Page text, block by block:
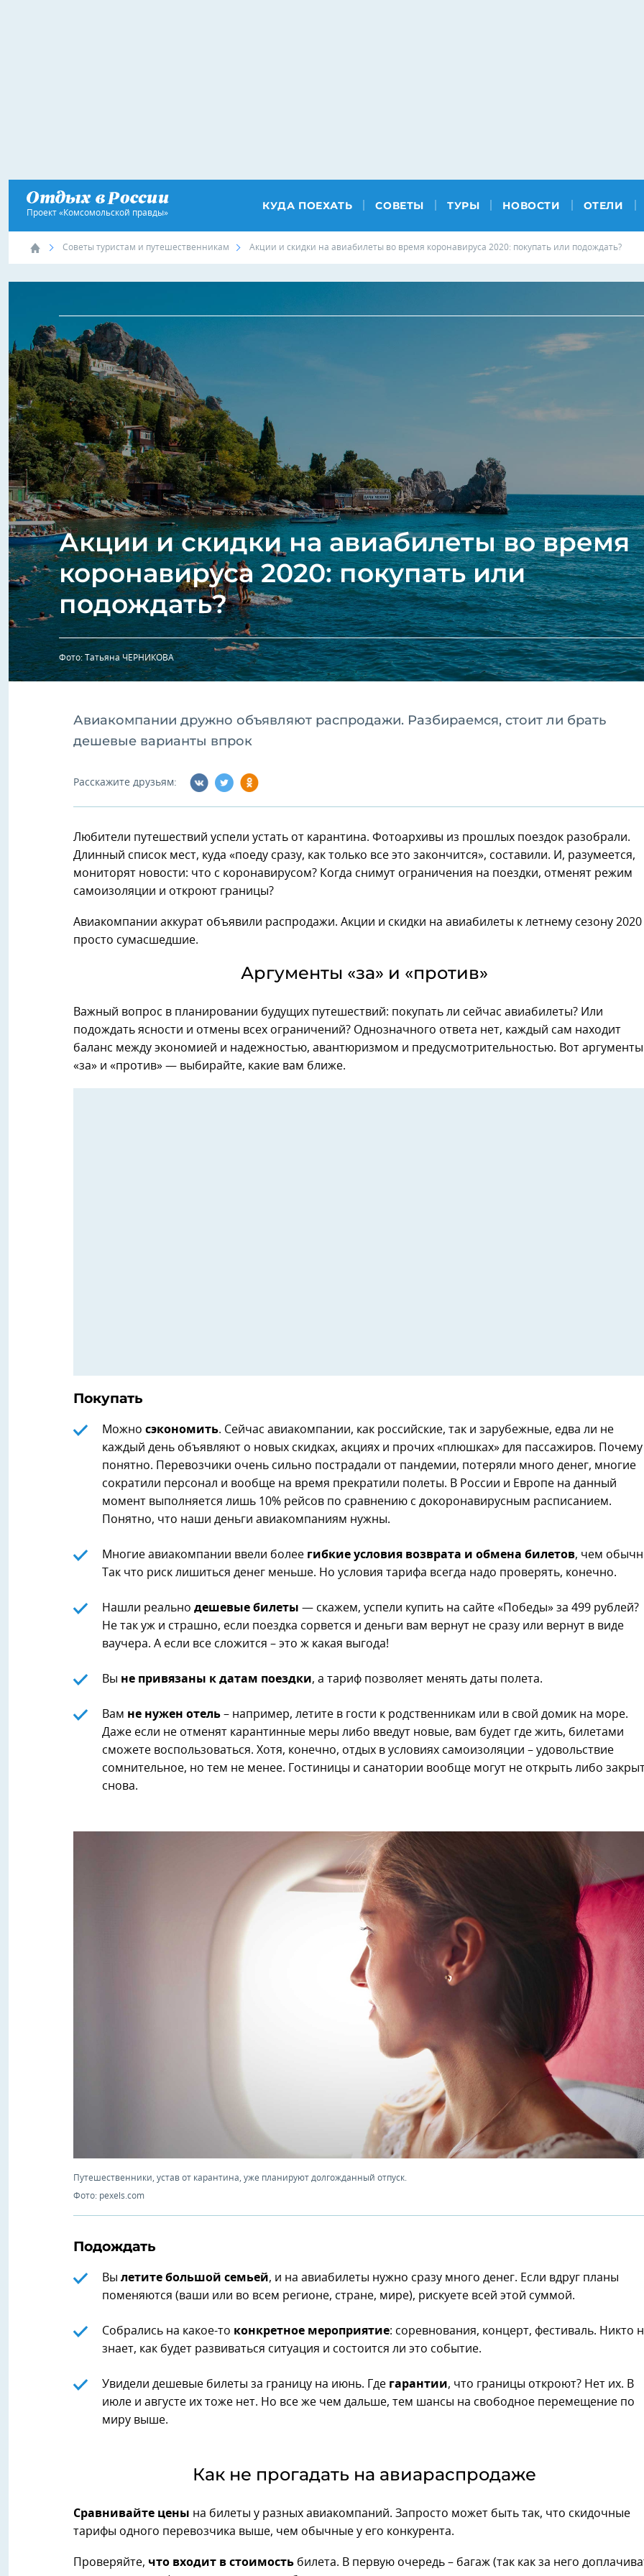
Проект «Комсомольской правды»
КУДА ПОЕХАТЬ СОВЕТЫ ТУРЫ НОВОСТИ ОТЕЛИ
Советы туристам и путешественникам Акции и скидки на авиабилеты во время коронавируса 2020: покупать или подождать?
Акции и скидки на авиабилеты во время
коронавируса 2020: покупать или
подождать?
Фото: Татьяна ЧЕРНИКОВА
Авиакомпании дружно объявляют распродажи. Разбираемся, стоит ли брать
дешевые варианты впрок
Расскажите друзьям:
Любители путешествий успели устать от карантина. Фотоархивы из прошлых поездок разобрали.
Длинный список мест, куда «поеду сразу, как только все это закончится», составили. И, разумеется,
мониторят новости: что с коронавирусом? Когда снимут ограничения на поездки, отменят режим
самоизоляции и откроют границы?
Авиакомпании аккурат объявили распродажи. Акции и скидки на авиабилеты к летнему сезону 2020
просто сумасшедшие.
Аргументы «за» и «против»
Важный вопрос в планировании будущих путешествий: покупать ли сейчас авиабилеты? Или
подождать ясности и отмены всех ограничений? Однозначного ответа нет, каждый сам находит
баланс между экономией и надежностью, авантюризмом и предусмотрительностью. Вот аргументы
«за» и «против» — выбирайте, какие вам ближе.
Покупать
Можно сэкономить. Сейчас авиакомпании, как российские, так и зарубежные, едва ли не
каждый день объявляют о новых скидках, акциях и прочих «плюшках» для пассажиров. Почему
понятно. Перевозчики очень сильно пострадали от пандемии, потеряли много денег, многие
сократили персонал и вообще на время прекратили полеты. В России и Европе на данный
момент выполняется лишь 10% рейсов по сравнению с докоронавирусным расписанием.
Понятно, что наши деньги авиакомпаниям нужны.
Многие авиакомпании ввели более гибкие условия возврата и обмена билетов, чем
Так что риск лишиться денег меньше. Но условия тарифа всегда надо проверять, конечно.
Нашли реально дешевые билеты — скажем, успели купить на сайте «Победы» за 499 рублей?
Не так уж и страшно, если поездка сорвется и деньги вам вернут не сразу или вернут в виде
ваучера. А если все сложится – это ж какая выгода!
Вы не привязаны к датам поездки, а тариф позволяет менять даты полета.
Вам не нужен отель – например, летите в гости к родственникам или в свой домик на море.
Даже если не отменят карантинные меры либо введут новые, вам будет где жить, билетами
сможете воспользоваться. Хотя, конечно, отдых в условиях самоизоляции – удовольствие
сомнительное, но тем не менее. Гостиницы и санатории вообще могут не открыть либо
снова.
Путешественники, устав от карантина, уже планируют долгожданный отпуск.
Фото: pexels.com
Подождать
Вы летите большой семьей, и на авиабилеты нужно сразу много денег. Если вдруг планы
поменяются (ваши или во всем регионе, стране, мире), рискуете всей этой суммой.
Собрались на какое-то конкретное мероприятие: соревнования, концерт, фестиваль. Никто
знает, как будет развиваться ситуация и состоится ли это событие.
Увидели дешевые билеты за границу на июнь. Где гарантии, что границы откроют? Нет их. В
июле и августе их тоже нет. Но все же чем дальше, тем шансы на свободное перемещение по
миру выше.
Как не прогадать на авиараспродаже
Сравнивайте цены на билеты у разных авиакомпаний. Запросто может быть так, что скидочные
тарифы одного перевозчика выше, чем обычные у его конкурента.
Проверяйте, что входит в стоимость билета. В первую очередь – багаж (так как за него